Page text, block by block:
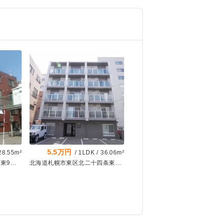
北海道札幌市東区北十五条東9丁目
5.5万円 / 1LDK /36.06m²
北海道札幌市東区北二十四条東16丁目